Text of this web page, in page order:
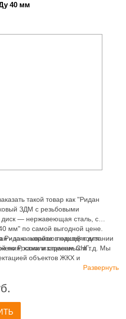
40 мм
такой товар как "Ридан
ЗДМ с резьбовыми
— нержавеющая сталь, с
мм" по самой выгодной цене.
Ридан - хорошо подходят для
канализационных и т.д. Мы
объектов ЖКХ и
широкий ассортимент продукции
- заказывайте в нашей компании
по России и странам СНГ.
Развернуть